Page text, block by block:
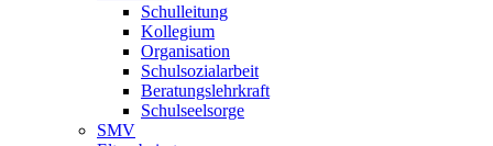
Schulleitung
Kollegium
Organisation
Schulsozialarbeit
Beratungslehrkraft
Schulseelsorge
SMV